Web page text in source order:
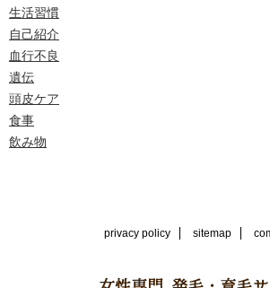
生活習慣
自己紹介
血行不良
遺伝
頭皮ケア
食事
飲み物
privacy policy sitemap